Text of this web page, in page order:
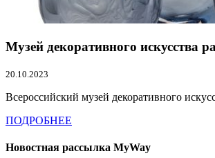
Музей декоративного искусства
20.10.2023
Всероссийский музей декоративного
ПОДРОБНЕЕ
Новостная рассылка MyWay